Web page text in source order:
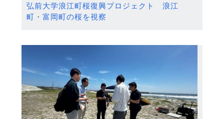
弘前大学浪江町桜復興プロジェクト 浪江
町・富岡町の桜を視察